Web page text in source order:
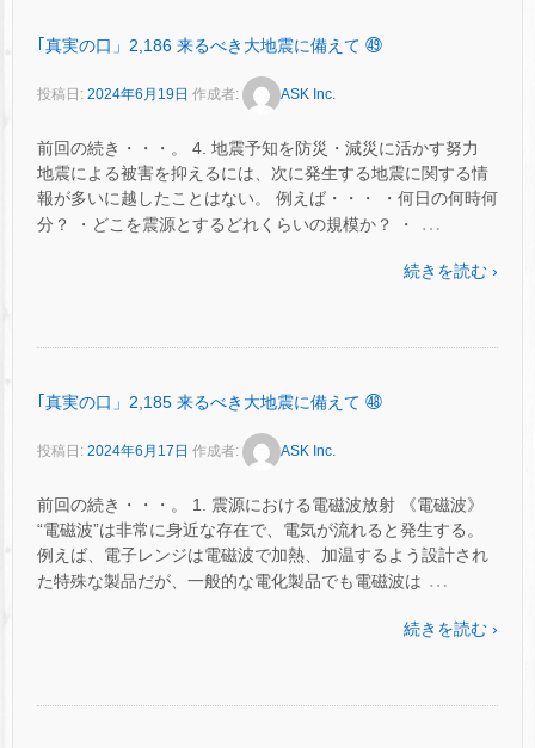
｢真実の口」2,186 来るべき大地震に備えて ㊾
投稿日: 2024年6月19日 作成者: ASK Inc.
前回の続き・・・。 4. 地震予知を防災・減災に活かす努力
地震による被害を抑えるには、次に発生する地震に関する情
報が多いに越したことはない。 例えば・・・ ・何日の何時何
分？ ・どこを震源とするどれくらいの規模か？ ・
…
続きを読む ›
｢真実の口」2,185 来るべき大地震に備えて ㊽
投稿日: 2024年6月17日 作成者: ASK Inc.
前回の続き・・・。 1. 震源における電磁波放射 《電磁波》
“電磁波”は非常に身近な存在で、電気が流れると発生する。
例えば、電子レンジは電磁波で加熱、加温するよう設計され
た特殊な製品だが、一般的な電化製品でも電磁波は …
続きを読む ›